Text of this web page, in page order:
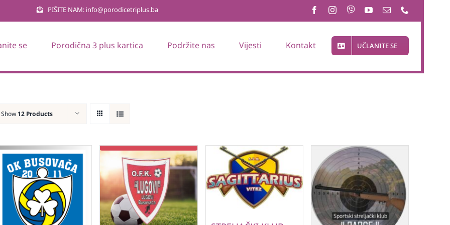
PIŠITE NAM: info@porodicetriplus.ba
se Porodična 3 plus kartica Podržite nas Vijesti Kontakt UČLANITE SE
Show 12 Products